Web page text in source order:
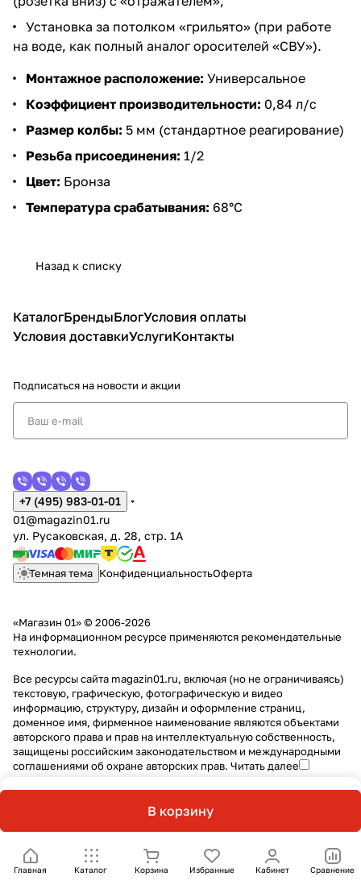
Установка за потолком «грильято» (при работе
на воде, как полный аналог оросителей «СВУ»).
Монтажное расположение: Универсальное
Коэффициент производительности: 0,84 л/с
Размер колбы: 5 мм (стандартное реагирование)
Резьба присоединения: 1/2
Цвет: Бронза
Температура срабатывания: 68°C
Назад к списку
В корзину
Главная Каталог Корзина Избранные Кабинет Сравнение
КаталогБрендыБлогУсловия оплаты
Условия доставкиУслугиКонтакты
Подписаться на новости и акции
+7 (495) 983-01-01
01@magazin01.ru
ул. Русаковская, д. 28, стр. 1А
Темная тема КонфиденциальностьОферта
«Магазин 01» © 2006-2026
На информационном ресурсе применяются рекомендательные
технологии.
Все ресурсы сайта magazin01.ru, включая (но не ограничиваясь)
текстовую, графическую, фотографическую и видео
информацию, структуру, дизайн и оформление страниц,
доменное имя, фирменное наименование являются объектами
авторского права и прав на интеллектуальную собственность,
защищены российским законодательством и международными
соглашениями об охране авторских прав. Читать далее